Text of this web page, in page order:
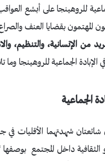
للروهينجا على أبشع
المهتمون بقضايا العنف
من الإنسانية، والتنظيم،
الجماعية للروهينجا وما
الجماعية
شائعتان شهدتهما الأقليات
أو الثقافية داخل المجتمع